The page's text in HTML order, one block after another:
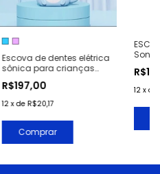
Escova de dentes elétrica
sônica para crianças
R$197,00
12 xde R$20,17
Comprar
12 x de